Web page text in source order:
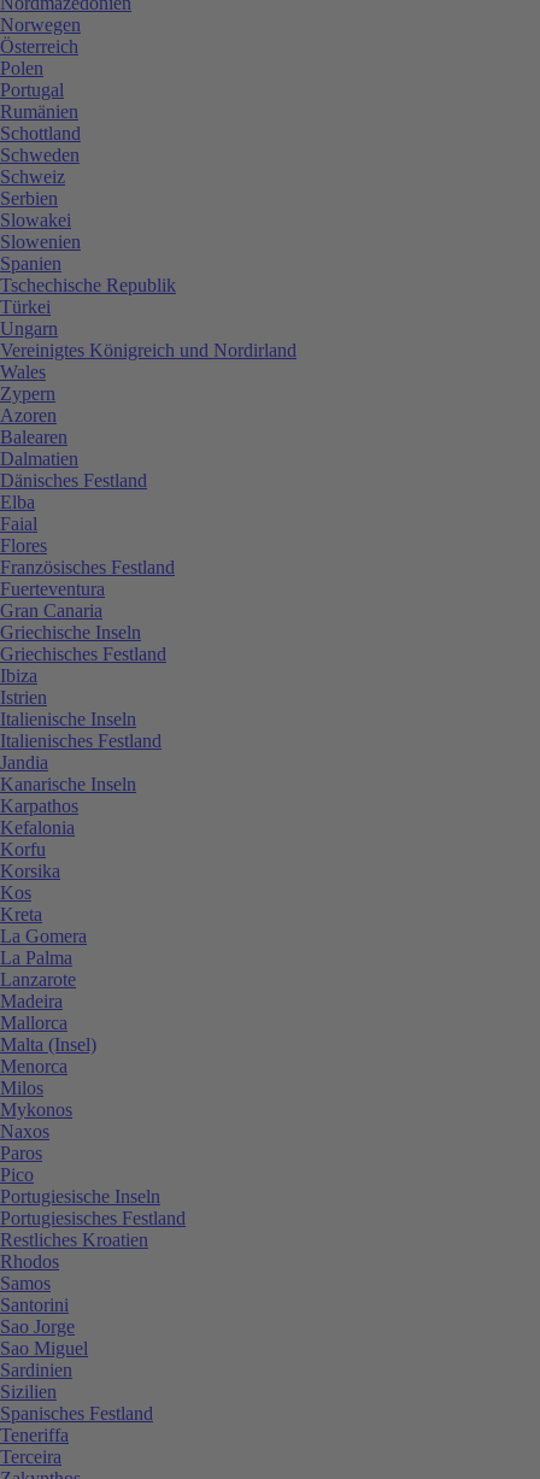
Norwegen
Österreich
Polen
Portugal
Rumänien
Schottland
Schweden
Schweiz
Serbien
Slowakei
Slowenien
Spanien
Tschechische Republik
Türkei
Ungarn
Vereinigtes Königreich und Nordirland
Wales
Zypern
Azoren
Balearen
Dalmatien
Dänisches Festland
Elba
Faial
Flores
Französisches Festland
Fuerteventura
Gran Canaria
Griechische Inseln
Griechisches Festland
Ibiza
Istrien
Italienische Inseln
Italienisches Festland
Jandia
Kanarische Inseln
Karpathos
Kefalonia
Korfu
Korsika
Kos
Kreta
La Gomera
La Palma
Lanzarote
Madeira
Mallorca
Malta (Insel)
Menorca
Milos
Mykonos
Naxos
Paros
Pico
Portugiesische Inseln
Portugiesisches Festland
Restliches Kroatien
Rhodos
Samos
Santorini
Sao Jorge
Sao Miguel
Sardinien
Sizilien
Spanisches Festland
Teneriffa
Terceira